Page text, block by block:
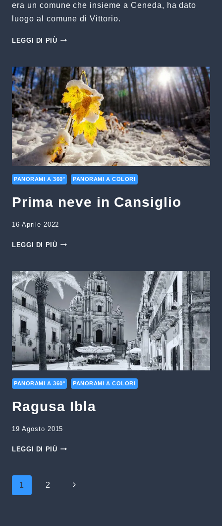
era un comune che insieme a Ceneda, ha dato
luogo al comune di Vittorio.
LEGGI DI PIÙPIAZZA
VITTORIO
VENETO
PANORAMI A 360° PANORAMI A COLORI
Prima neve in Cansiglio
16 Aprile 2022
LEGGI DI PIÙPRIMA
CANSIGLIO
PANORAMI A 360° PANORAMI A COLORI
Ragusa Ibla
19 Agosto 2015
LEGGI DI PIÙRAGUSA
Navigazione
1 2 Pagina